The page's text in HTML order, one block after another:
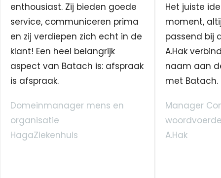
enthousiast. Zij bieden goede
service, communiceren prima
en zij verdiepen zich echt in de
klant! Een heel belangrijk
aspect van Batach is: afspraak
is afspraak.
Domeinmanager mens en
organisatie
HagaZiekenhuis
Het juiste
moment,
passend bij
A.Hak
naam aan
met Batach.
Manager
A.Hak